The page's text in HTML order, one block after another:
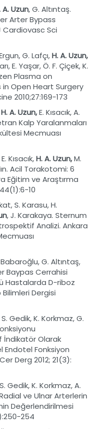
A. Uzun, G. Altıntaş.
Arter Bypass
Cardiovasc Sci
G. Lafçı,H. A. Uzun,
E. Yaşar, Ö. F. Çiçek, K.
Plasma on
Open Heart Surgery
2010;27:169-173
H. A. Uzun,E. Kısacık, A.
Kalp Yaralanmaları
Mecmuası
Kısacık,H. A. Uzun,M.
Acil Torakotomi: 6
Eğitim ve Araştırma
10
S. Karasu, H.
, J. Karakaya. Sternum
Analizi. Ankara
Babaroğlu, G. Altıntaş,
Baypas Cerrahisi
Hastalarda D-riboz
Bilimleri Dergisi
Gedik, K. Korkmaz, G.
İndikatör Olarak
Endotel Fonksiyon
Derg 2012; 21(3):
Gedik, K. Korkmaz, A.
Radial ve Ulnar Arterlerin
Değerlendirilmesi
254